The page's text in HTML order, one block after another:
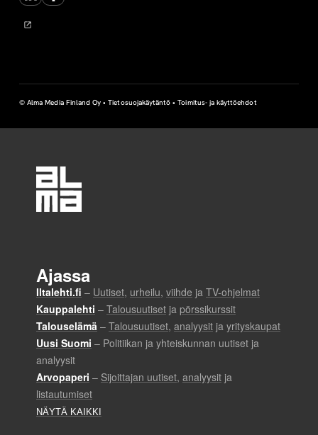
© Alma Media Finland Oy •Tietosuojakäytäntö •Toimitus- ja käyttöehdot